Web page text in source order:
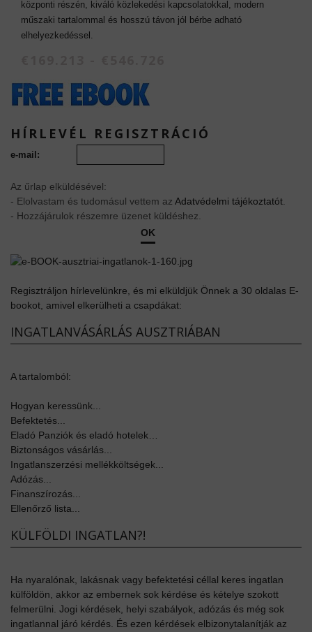
központi részén, kiváló közlekedési kapcsolatokkal, modern
műszaki tartalommal és hosszú távon jól bérbe adható
elhelyezkedéssel.
HÍRLEVÉL REGISZTRÁCIÓ
e-mail:
Az űrlap elküldésével:
- Elolvastam és tudomásul vettem az Adatvédelmi tájékoztatót
- Hozzájárulok részemre üzenet küldéshez.
OK
Regisztráljon hírlevelünkre, és mi elküldjük Önnek a 30 oldalas E-
bookot, amivel elkerülheti a csapdákat:
INGATLANVÁSÁRLÁS AUSZTRIÁBAN
A tartalomból:
Hogyan keressünk...
Befektetés...
Eladó Panziók és eladó hotelek…
Biztonságos vásárlás...
Ingatlanszerzési mellékköltségek...
Adózás...
Finanszírozás...
Ellenőrző lista...
KÜLFÖLDI INGATLAN?!
Ha nyaralónak, lakásnak vagy befektetési céllal keres ingatlan
külföldön, akkor az embernek sok kérdése és kételye szokott
felmerülni. Jogi kérdések, helyi szabályok, adózás és még sok
ingatlannal járó kérdés. És ezen kérdések elbizonytalanítják az